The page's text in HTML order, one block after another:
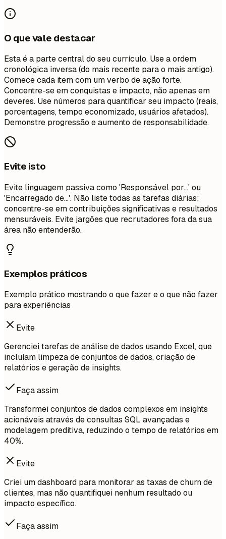
O que vale destacar
Esta é a parte central do seu currículo. Use a ordem
cronológica inversa (do mais recente para o mais antigo).
Comece cada item com um verbo de ação forte.
Concentre-se em conquistas e impacto, não apenas em
deveres. Use números para quantificar seu impacto (reais,
porcentagens, tempo economizado, usuários afetados).
Demonstre progressão e aumento de responsabilidade.
Evite isto
Evite linguagem passiva como 'Responsável por...' ou
'Encarregado de...'. Não liste todas as tarefas diárias;
concentre-se em contribuições significativas e resultados
mensuráveis. Evite jargões que recrutadores fora da sua
área não entenderão.
Exemplos práticos
Exemplo prático mostrando o que fazer e o que não fazer
para experiências
Evite
Gerenciei tarefas de análise de dados usando Excel, que
incluíam limpeza de conjuntos de dados, criação de
relatórios e geração de insights.
Faça assim
Transformei conjuntos de dados complexos em insights
acionáveis através de consultas SQL avançadas e
modelagem preditiva, reduzindo o tempo de relatórios em
40%.
Evite
Criei um dashboard para monitorar as taxas de churn de
clientes, mas não quantifiquei nenhum resultado ou
impacto específico.
Faça assim